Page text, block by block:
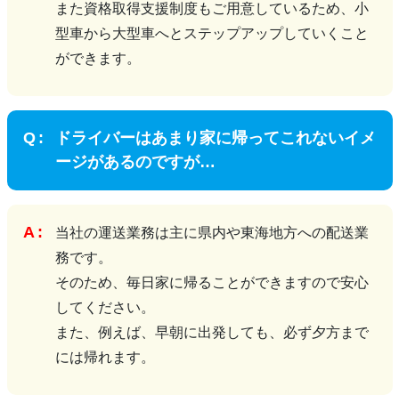
また資格取得支援制度もご用意しているため、小
型車から大型車へとステップアップしていくこと
ができます。
ドライバーはあまり家に帰ってこれないイメ
ージがあるのですが…
当社の運送業務は主に県内や東海地方への配送業
務です。
そのため、毎日家に帰ることができますので安心
してください。
また、例えば、早朝に出発しても、必ず夕方まで
には帰れます。